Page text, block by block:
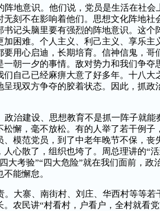
地意识。他们说，党员是生活在社会
无刻不在影响着他们。思想文化阵地社
书记头脑里要有强烈的阵地意识。这个
加困难。个人主义、利己主义、享乐主
要用心启迪，长期培育。信神信鬼，哥
一朝一夕的事情。敌对势力和我们争夺
们自己已经麻痹大意了好多年。十八大
呈现双方争夺的胶着状态。因此，抓政
治建设、思想教育不是抓一阵子就能
松懈，毫不放松。有的人举了若干例子
、模范党员，到了中老年晚节不保，丧
人心散了，组织也垮了。周总理讲的“
大考验”“四大危险”就在我们面前，政
能懈怠。
大寨、南街村、刘庄、华西村等等若
。农民讲“村看村，户看户，全村就看